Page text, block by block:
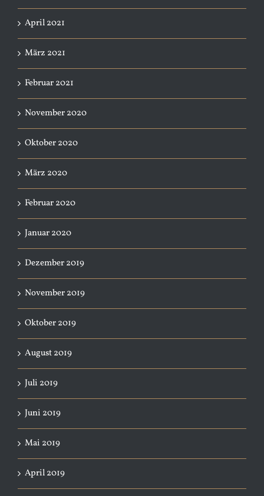
April 2021
März 2021
Februar 2021
November 2020
Oktober 2020
März 2020
Februar 2020
Januar 2020
Dezember 2019
November 2019
Oktober 2019
August 2019
Juli 2019
Juni 2019
Mai 2019
April 2019